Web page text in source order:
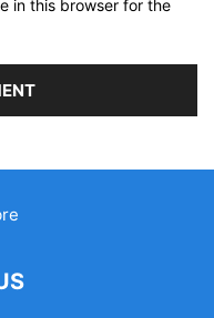
in this browser for the